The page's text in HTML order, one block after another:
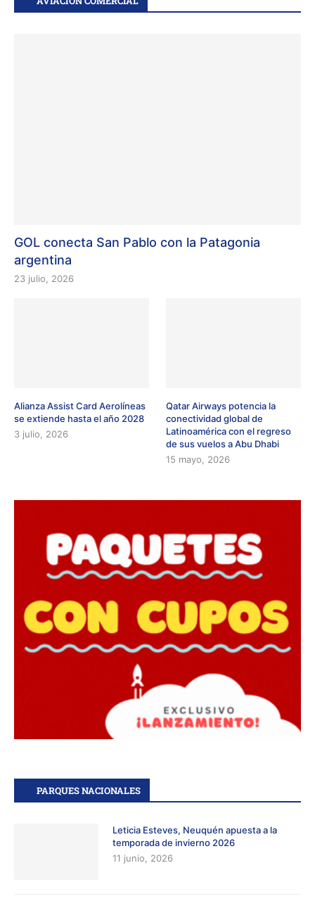
GOL conecta San Pablo con la Patagonia
argentina
23 julio, 2026
Alianza Assist Card Aerolíneas
se extiende hasta el año 2028
3 julio, 2026
Qatar Airways potencia la
conectividad global de
Latinoamérica con el regreso
de sus vuelos a Abu Dhabi
15 mayo, 2026
PARQUES NACIONALES
Leticia Esteves, Neuquén apuesta a la
temporada de invierno 2026
11 junio, 2026